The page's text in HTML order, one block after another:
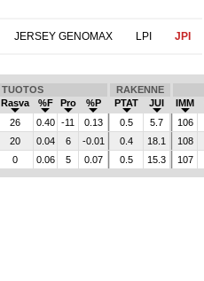
JERSEY GENOMAX LPI JPI
TUOTOS RAKENNE
Rasva %F Pro %P PTAT JUI IMM
26 0.40 -11 0.13 0.5 5.7 106
20 0.04 6 -0.01 0.4 18.1 108
0 0.06 5 0.07 0.5 15.3 107